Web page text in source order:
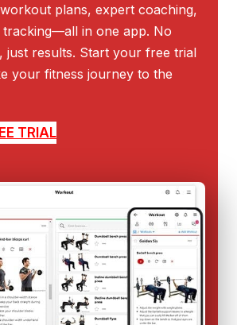
plans, expert coaching,
tracking—all in one app. No
just results. Start your free trial
your fitness journey to the
TRIAL